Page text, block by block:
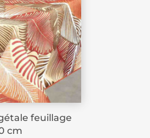
feuillage
cm